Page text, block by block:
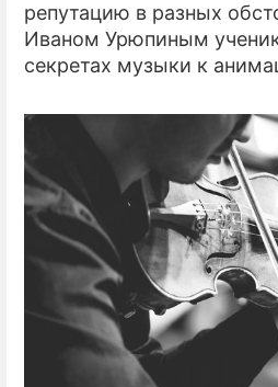
репутацию в разных
Иваном Урюпиным
секретах музыки к